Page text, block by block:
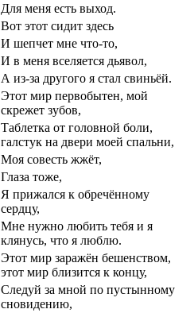
Для меня есть выход.
Вот этот сидит здесь
И шепчет мне что-то,
И в меня вселяется дьявол,
А из-за другого я стал свиньёй.
Этот мир первобытен, мой
скрежет зубов,
Таблетка от головной боли,
галстук на двери моей спальни,
Моя совесть жжёт,
Глаза тоже,
Я прижался к обречённому
сердцу,
Мне нужно любить тебя и я
клянусь, что я люблю.
Этот мир заражён бешенством,
этот мир близится к концу,
Следуй за мной по пустынному
сновидению,